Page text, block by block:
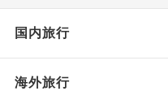
国内旅行
海外旅行